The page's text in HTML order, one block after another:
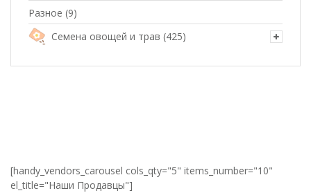
Разное (9)
Семена овощей и трав (425)
[handy_vendors_carousel cols_qty="5" items_number="10"
el_title="Наши Продавцы"]